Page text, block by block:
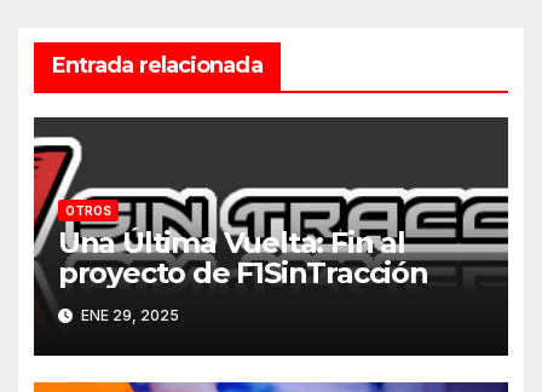
Entrada relacionada
OTROS
Una Última Vuelta: Fin al
proyecto de F1SinTracción
ENE 29, 2025